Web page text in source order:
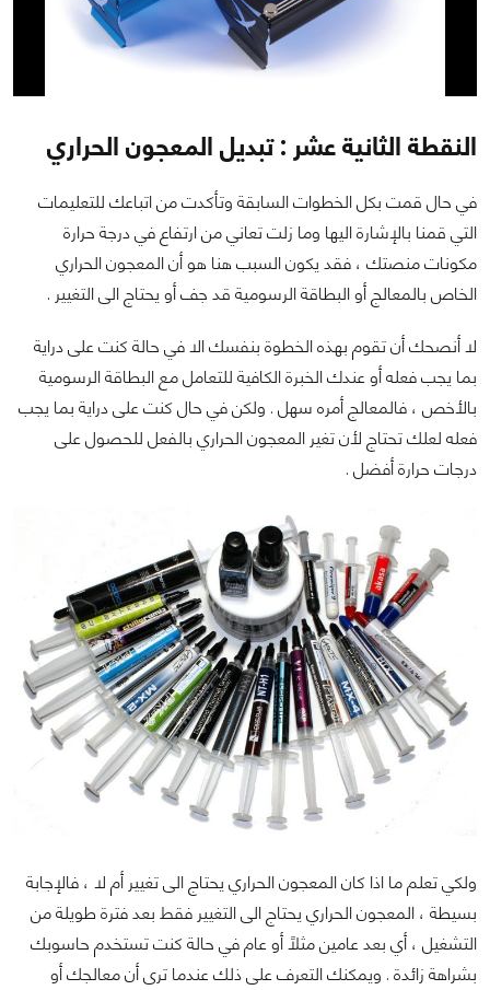
النقطة الثانية عشر : تبديل المعجون الحراري
في حال قمت بكل الخطوات السابقة وتأكدت من اتباعك للتعليمات
التي قمنا بالإشارة اليها وما زلت تعاني من ارتفاع في درجة حرارة
مكونات منصتك ، فقد يكون السبب هنا هو أن المعجون الحراري
الخاص بالمعالج أو البطاقة الرسومية قد جف أو يحتاج الى التغيير .
لا أنصحك أن تقوم بهذه الخطوة بنفسك الا في حالة كنت على دراية
بما يجب فعله أو عندك الخبرة الكافية للتعامل مع البطاقة الرسومية
بالأخص ، فالمعالج أمره سهل . ولكن في حال كنت على دراية بما يجب
فعله لعلك تحتاج لأن تغير المعجون الحراري بالفعل للحصول على
درجات حرارة أفضل .
ولكي تعلم ما اذا كان المعجون الحراري يحتاج الى تغيير أم لا ، فالإجابة
بسيطة ، المعجون الحراري يحتاج الى التغيير فقط بعد فترة طويلة من
التشغيل ، أي بعد عامين مثلاً أو عام في حالة كنت تستخدم حاسوبك
بشراهة زائدة . ويمكنك التعرف على ذلك عندما ترى أن معالجك أو